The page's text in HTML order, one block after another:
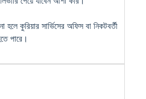
কুরিয়ার সার্ভিসের অফিস বা নিকটবর্তী
পারে।